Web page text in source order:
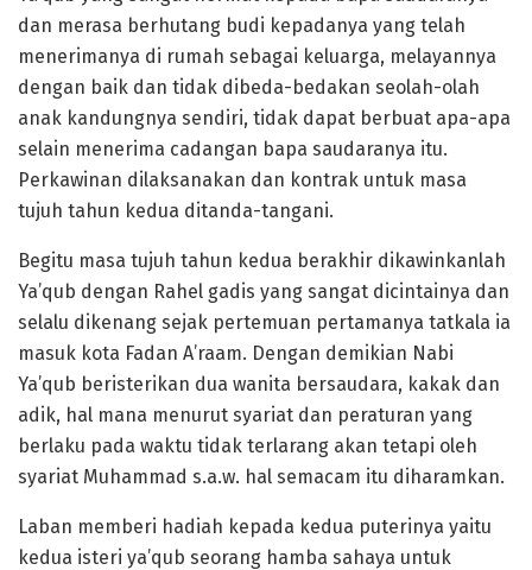
dan merasa berhutang budi kepadanya yang telah
menerimanya di rumah sebagai keluarga, melayannya
dengan baik dan tidak dibeda-bedakan seolah-olah
anak kandungnya sendiri, tidak dapat berbuat apa-apa
selain menerima cadangan bapa saudaranya itu.
Perkawinan dilaksanakan dan kontrak untuk masa
tujuh tahun kedua ditanda-tangani.
Begitu masa tujuh tahun kedua berakhir dikawinkanlah
Ya’qub dengan Rahel gadis yang sangat dicintainya dan
selalu dikenang sejak pertemuan pertamanya tatkala ia
masuk kota Fadan A’raam. Dengan demikian Nabi
Ya’qub beristerikan dua wanita bersaudara, kakak dan
adik, hal mana menurut syariat dan peraturan yang
berlaku pada waktu tidak terlarang akan tetapi oleh
syariat Muhammad s.a.w. hal semacam itu diharamkan.
Laban memberi hadiah kepada kedua puterinya yaitu
kedua isteri ya’qub seorang hamba sahaya untuk